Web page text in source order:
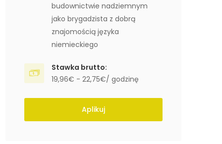
budownictwie nadziemnym
jako brygadzista z dobrą
znajomością języka
niemieckiego
Stawka brutto:
19,96€ - 22,75€/ godzinę
Aplikuj